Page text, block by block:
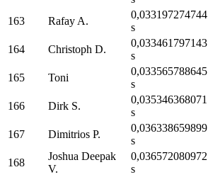
163
Rafay A.
0,033197274744
s
164
Christoph D.
0,033461797143
s
165
Toni
0,033565788645
s
166
Dirk S.
0,035346368071
s
167
Dimitrios P.
0,036338659899
s
168
Joshua Deepak
V.
0,036572080972
s